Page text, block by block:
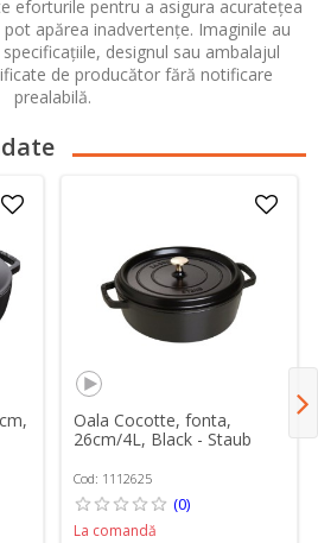
eforturile pentru a asigura acuratețea
apărea inadvertențe. Imaginile au
designul sau ambalajul
de producător fără notificare
prealabilă.
Oala Cocotte, fonta,
26cm/4L, Black - Staub
Cod: 1112625
(0)
La comandă